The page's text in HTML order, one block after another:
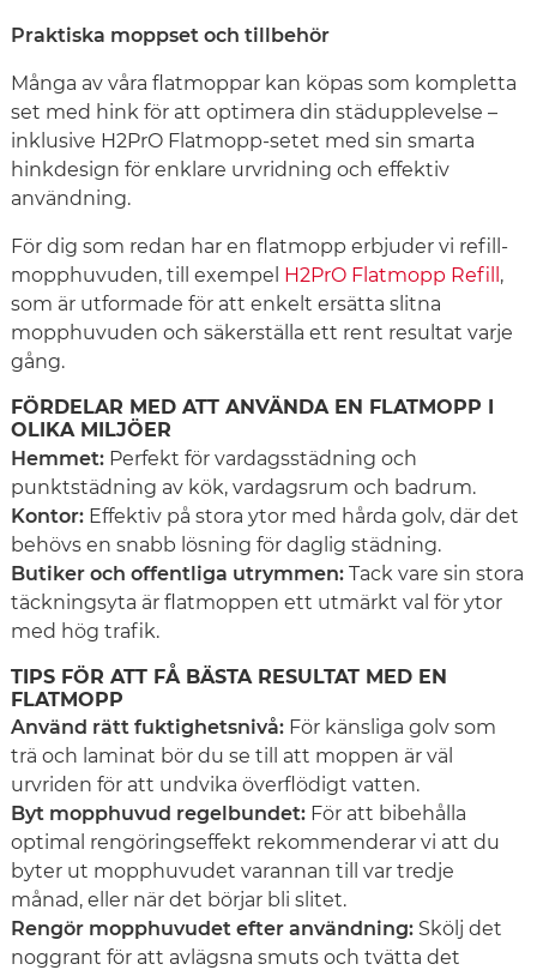
Praktiska moppset och tillbehör
Många av våra flatmoppar kan köpas som kompletta
set med hink för att optimera din städupplevelse –
inklusive H2PrO Flatmopp-setet med sin smarta
hinkdesign för enklare urvridning och effektiv
användning.
För dig som redan har en flatmopp erbjuder vi refill-
mopphuvuden, till exempel
H2PrO Flatmopp Refill ,
som är utformade för att enkelt ersätta slitna
mopphuvuden och säkerställa ett rent resultat varje
gång.
FÖRDELAR MED ATT ANVÄNDA EN FLATMOPP I
OLIKA MILJÖER
Hemmet: Perfekt för vardagsstädning och
punktstädning av kök, vardagsrum och badrum.
Kontor: Effektiv på stora ytor med hårda golv, där det
behövs en snabb lösning för daglig städning.
Butiker och offentliga utrymmen: Tack vare sin stora
täckningsyta är flatmoppen ett utmärkt val för ytor
med hög trafik.
TIPS FÖR ATT FÅ BÄSTA RESULTAT MED EN
FLATMOPP
Använd rätt fuktighetsnivå: För känsliga golv som
trä och laminat bör du se till att moppen är väl
urvriden för att undvika överflödigt vatten.
Byt mopphuvud regelbundet: För att bibehålla
optimal rengöringseffekt rekommenderar vi att du
byter ut mopphuvudet varannan till var tredje
månad, eller när det börjar bli slitet.
Rengör mopphuvudet efter användning: Skölj det
noggrant för att avlägsna smuts och tvätta det